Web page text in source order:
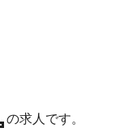
の求人です。